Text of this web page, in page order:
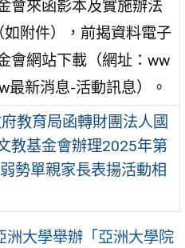
會來函影本及實施辦法
附件），前揭資料電子
會網站下載（網址：ww
最新消息-活動訊息）。
教育局函轉財團法人國
教基金會辦理2025年第
勢單親家長表揚活動相
洲大學舉辦「亞洲大學院